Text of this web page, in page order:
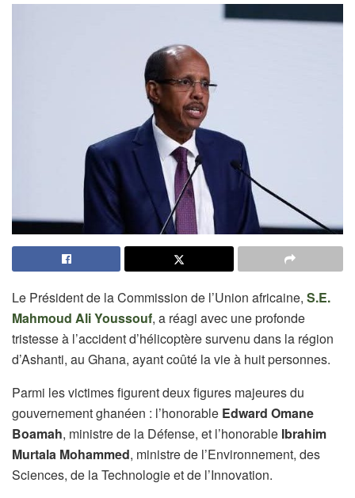
Le Président de la Commission de l’Union africaine, S.E.
Mahmoud Ali Youssouf, a réagi avec une profonde
tristesse à l’accident d’hélicoptère survenu dans la région
d’Ashanti, au Ghana, ayant coûté la vie à huit personnes.
Parmi les victimes figurent deux figures majeures du
gouvernement ghanéen : l’honorable Edward Omane
Boamah, ministre de la Défense, et l’honorable Ibrahim
Murtala Mohammed, ministre de l’Environnement, des
Sciences, de la Technologie et de l’Innovation.